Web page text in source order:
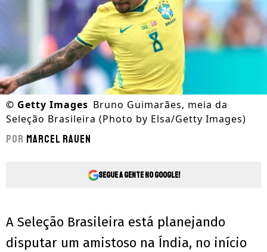
© Getty Images Bruno Guimarães, meia da
Seleção Brasileira (Photo by Elsa/Getty Images)
Por Marcel Rauen
Segue a gente no Google!
A Seleção Brasileira está planejando
disputar um amistoso na Índia, no início